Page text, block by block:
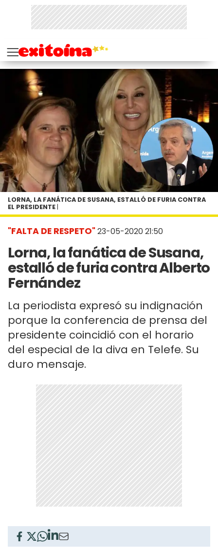
"FALTA DE RESPETO"23-05-2020 21:50
Lorna, la fanática de Susana,
estalló de furia contra Alberto
Fernández
La periodista expresó su indignación
porque la conferencia de prensa del
presidente coincidió con el horario
del especial de la diva en Telefe. Su
duro mensaje.
LORNA, LA FANÁTICA DE SUSANA, ESTALLÓ DE FURIA CONTRA
EL PRESIDENTE |